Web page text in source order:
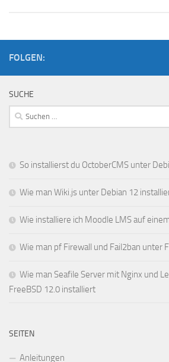
FOLGEN:
SUCHE
Suchen
nach:
So installierst du OctoberCMS unter
Wie man Wiki.js unter Debian 12
Wie installiere ich Moodle LMS auf
Wie man pf Firewall und Fail2ban unter
Wie man Seafile Server mit Nginx und
FreeBSD 12.0 installiert
SEITEN
Anleitungen